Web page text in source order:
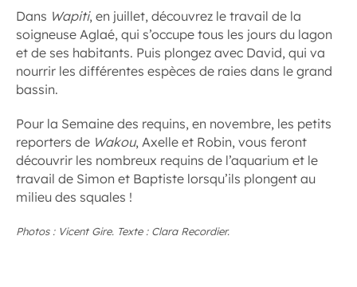
Dans Wapiti, en juillet, découvrez le travail de la
soigneuse Aglaé, qui s’occupe tous les jours du lagon
et de ses habitants. Puis plongez avec David, qui va
nourrir les différentes espèces de raies dans le grand
bassin.
Pour la Semaine des requins, en novembre, les petits
reporters de Wakou, Axelle et Robin, vous feront
découvrir les nombreux requins de l’aquarium et le
travail de Simon et Baptiste lorsqu’ils plongent au
milieu des squales !
Photos : Vicent Gire. Texte : Clara Recordier.